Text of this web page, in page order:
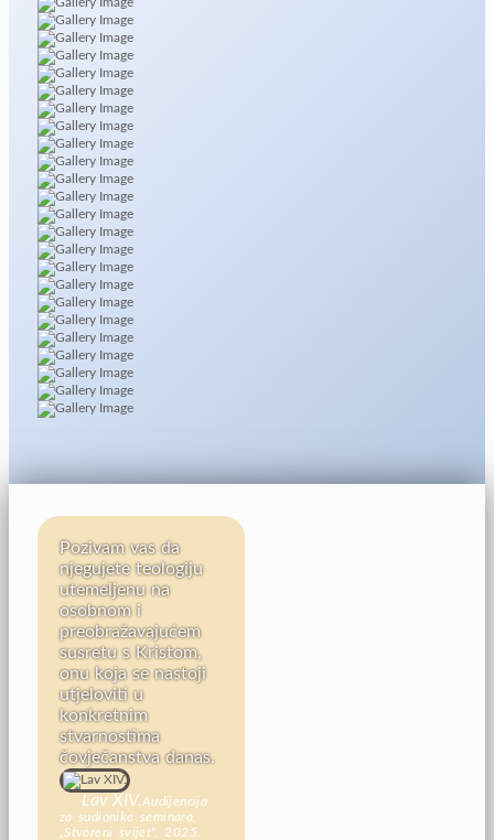
Pozivam vas da
njegujete teologiju
utemeljenu na
osobnom i
preobražavajućem
susretu s Kristom,
onu koja se nastoji
utjeloviti u
konkretnim
stvarnostima
čovječanstva danas.
Lav XIV.Audijencija
za sudionike seminara,
„Stvoreni svijet“, 2025.